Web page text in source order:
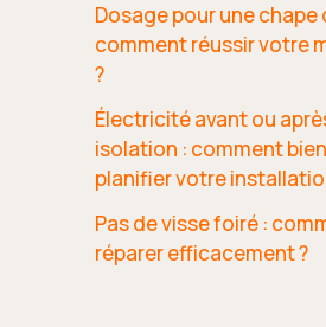
Dosage pour une chape
comment réussir votre
?
Électricité avant ou
isolation : comment bien
planifier votre
Pas de visse foiré :
réparer efficacement ?